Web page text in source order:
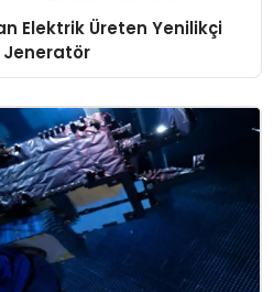
Elektrik Üreten Yenilikçi
Jeneratör